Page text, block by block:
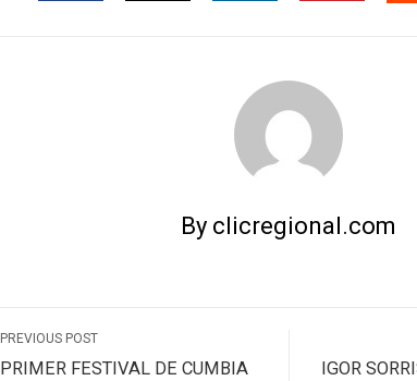
By clicregional.com
PREVIOUS POST
PRIMER FESTIVAL DE CUMBIA
IGOR